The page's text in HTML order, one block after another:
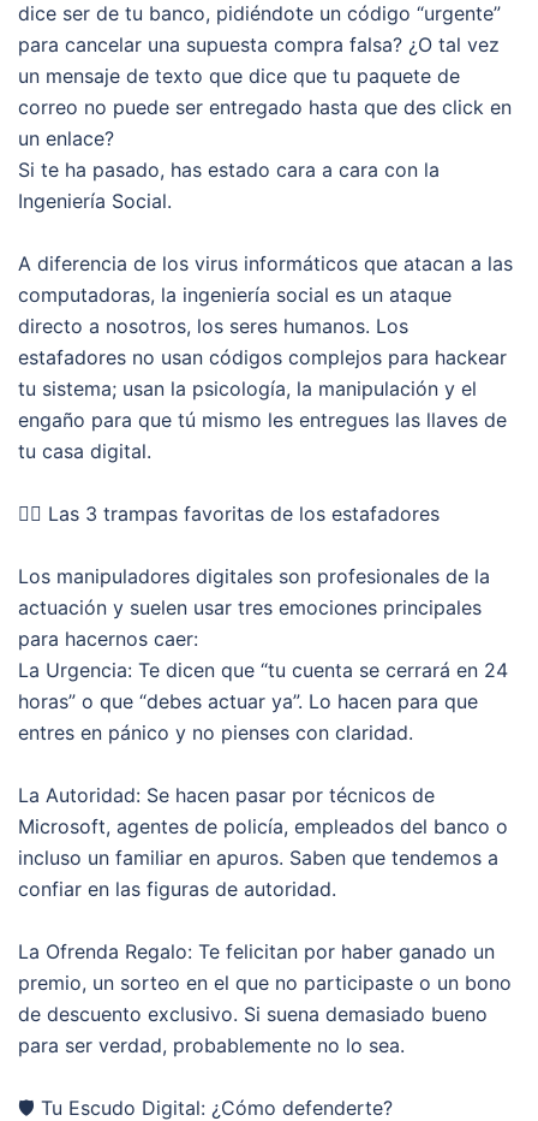
dice ser de tu banco, pidiéndote un código “urgente”
para cancelar una supuesta compra falsa? ¿O tal vez
un mensaje de texto que dice que tu paquete de
correo no puede ser entregado hasta que des click en
un enlace?
Si te ha pasado, has estado cara a cara con la
Ingeniería Social.
A diferencia de los virus informáticos que atacan a las
computadoras, la ingeniería social es un ataque
directo a nosotros, los seres humanos. Los
estafadores no usan códigos complejos para hackear
tu sistema; usan la psicología, la manipulación y el
engaño para que tú mismo les entregues las llaves de
tu casa digital.
🕵️‍♂️ Las 3 trampas favoritas de los estafadores
Los manipuladores digitales son profesionales de la
actuación y suelen usar tres emociones principales
para hacernos caer:
La Urgencia: Te dicen que “tu cuenta se cerrará en 24
horas” o que “debes actuar ya”. Lo hacen para que
entres en pánico y no pienses con claridad.
La Autoridad: Se hacen pasar por técnicos de
Microsoft, agentes de policía, empleados del banco o
incluso un familiar en apuros. Saben que tendemos a
confiar en las figuras de autoridad.
La Ofrenda Regalo: Te felicitan por haber ganado un
premio, un sorteo en el que no participaste o un bono
de descuento exclusivo. Si suena demasiado bueno
para ser verdad, probablemente no lo sea.
🛡️ Tu Escudo Digital: ¿Cómo defenderte?